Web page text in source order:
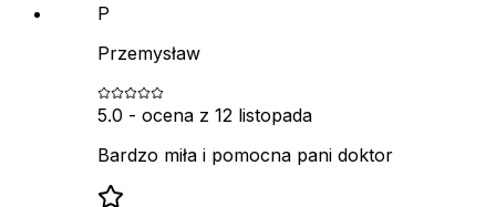
P
Przemysław
5.0 - ocena z 12 listopada
Bardzo miła i pomocna pani doktor